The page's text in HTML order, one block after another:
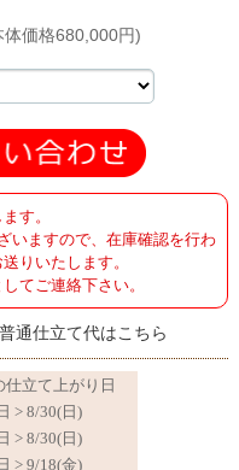
体価格680,000円)
す。
いますので、在庫確認を行わ
りいたします。
てご連絡下さい。
普通仕立て代はこちら